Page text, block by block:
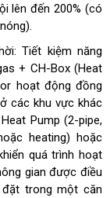
lên đến 200% (có
Tiết kiệm năng
+ CH-Box (Heat
hoạt động đồng
các khu vực khác
Pump (2-pipe,
heating) hoặc
quá trình hoạt
gian được điều
trong một căn